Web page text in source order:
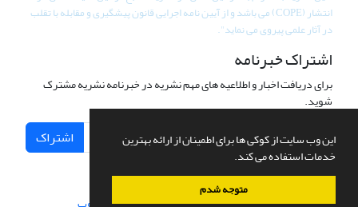
این وب سایت از کوکی ها برای اطمینان از ارائه بهترین
خدمات استفاده می کند.
متوجه شدم
انتشار (COPE) می باشد و از آیین نامه اجرایی قانون پیشگیری و مقابله با تقلب
در آثار علمی پیروی می نماید".
اشتراک خبرنامه
برای دریافت اخبار و اطلاعیه های مهم نشریه در خبرنامه نشریه مشترک
شوید.
اشتراک